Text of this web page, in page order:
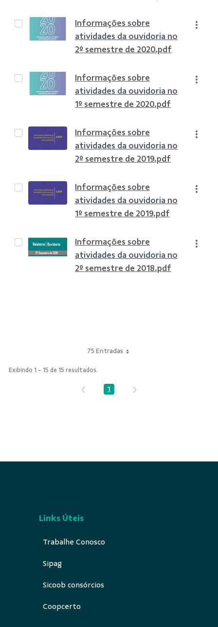
Informações sobre
atividades da ouvidoria no
2º semestre de 2020.pdf
Informações sobre
atividades da ouvidoria no
1º semestre de 2020.pdf
Informações sobre
atividades da ouvidoria no
2º semestre de 2019.pdf
Informações sobre
atividades da ouvidoria no
1º semestre de 2019.pdf
Informações sobre
atividades da ouvidoria no
2º semestre de 2018.pdf
75 Entradas
Exibindo 1 - 15 de 15 resultados.
Página
1
Links Úteis
Trabalhe Conosco
Sipag
Sicoob consórcios
Coopcerto